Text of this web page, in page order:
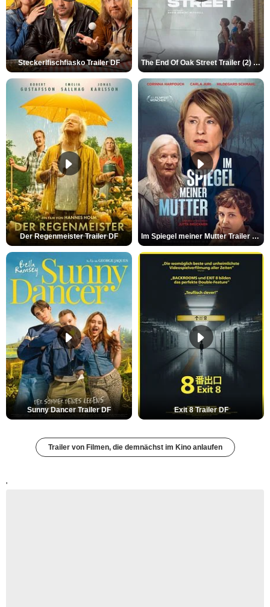
Steckerlfischfiasko Trailer DF The End Of Oak Street Trailer (2) DF
Der Regenmeister Trailer DF Im Spiegel meiner Mutter Trailer DF
Sunny Dancer Trailer DF Exit 8 Trailer DF
Trailer von Filmen, die demnächst im Kino anlaufen
'